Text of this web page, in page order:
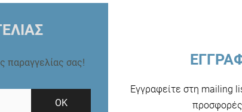
παραγγελίας σας!
ΟΚ
Εγγραφείτε στη mailing
προσφορές